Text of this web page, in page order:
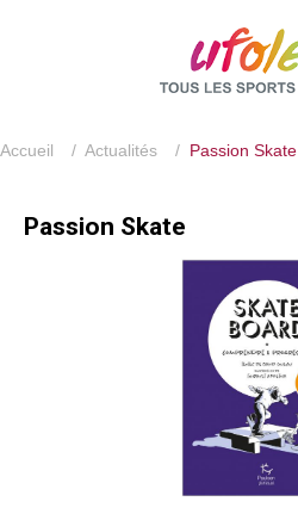
Accueil / Actualités / Passion Skate
Passion Skate